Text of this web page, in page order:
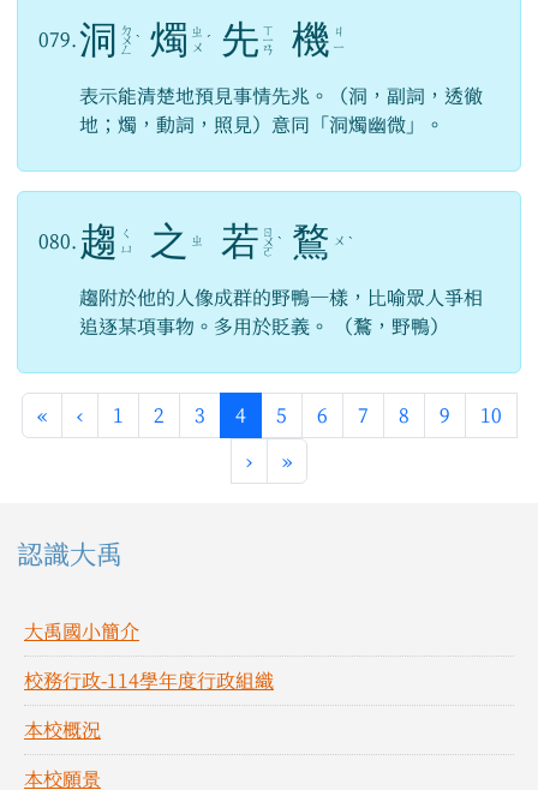
079. 洞 ㄉ
ㄨ
ㄥ
ˋ 燭 ㄓ
ㄨ ˊ 先 ㄒ
ㄧ
ㄢ 機 ㄐ
ㄧ
表示能清楚地預見事情先兆。（洞，副詞，透徹
地；燭，動詞，照見）意同「洞燭幽微」。
080. 趨
ㄑ
ㄩ
之 ㄓ 若 ㄖ
ㄨ
ㄛ
ˋ 鶩 ㄨ ˋ
趨附於他的人像成群的野鴨一樣，比喻眾人爭相
追逐某項事物。多用於貶義。 （鶩，野鴨）
«第一頁
‹上一頁
1 2 3 4(目前頁次)
5 6 7 8 9 10
›下一頁
»最後頁
左邊區域內容
認識大禹
大禹國小簡介
校務行政-114學年度行政組織
本校概況
本校願景